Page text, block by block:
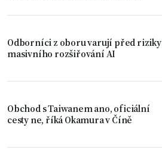
Odborníci z oboru varují před riziky
masivního rozšiřování AI
Obchod s Taiwanem ano, oficiální
cesty ne, říká Okamura v Číně